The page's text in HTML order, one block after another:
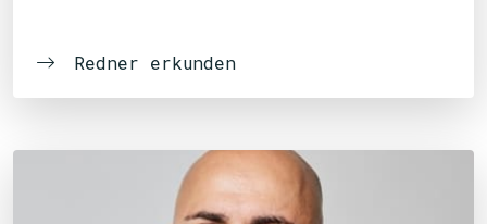
Redner erkunden